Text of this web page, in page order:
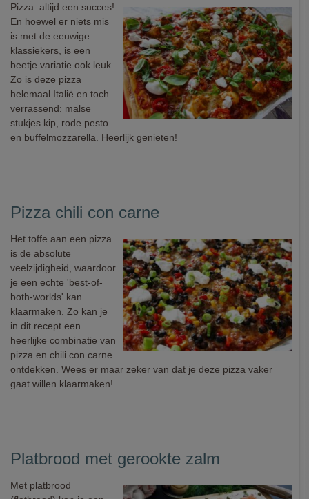
Pizza: altijd een succes!
En hoewel er niets mis
is met de eeuwige
klassiekers, is een
beetje variatie ook leuk.
Zo is deze pizza
helemaal Italië en toch
verrassend: malse
stukjes kip, rode pesto
en buffelmozzarella. Heerlijk genieten!
Pizza chili con carne
Het toffe aan een pizza
is de absolute
veelzijdigheid, waardoor
je een echte 'best-of-
both-worlds' kan
klaarmaken. Zo kan je
in dit recept een
heerlijke combinatie van
pizza en chili con carne
ontdekken. Wees er maar zeker van dat je deze pizza vaker
gaat willen klaarmaken!
Platbrood met gerookte zalm
Met platbrood